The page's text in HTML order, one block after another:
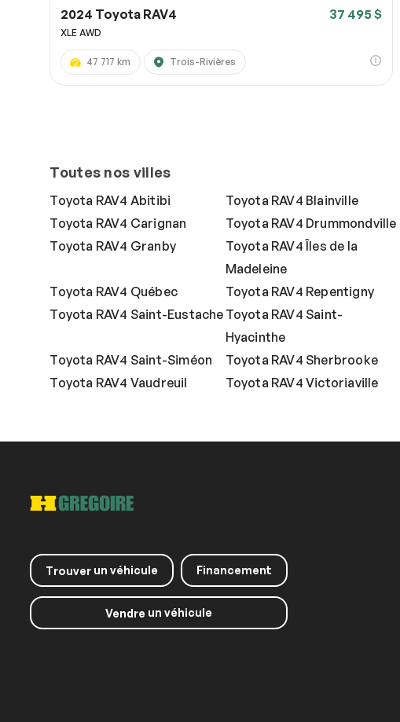
2024 Toyota RAV4 37 495 $
XLE AWD
47 717 km Trois-Rivières
Toutes nos villes
Toyota RAV4 Abitibi Toyota RAV4 Blainville
Toyota RAV4 Carignan
Toyota RAV4 Drummondville
Toyota RAV4 Granby
Toyota RAV4 Îles de la
Madeleine
Toyota RAV4 Québec
Toyota RAV4 Repentigny
Toyota RAV4 Saint-Eustache Toyota RAV4 Saint-
Hyacinthe
Toyota RAV4 Saint-Siméon
Toyota RAV4 Sherbrooke
Toyota RAV4 Vaudreuil
Toyota RAV4 Victoriaville
Trouver un véhicule Financement
Vendre un véhicule